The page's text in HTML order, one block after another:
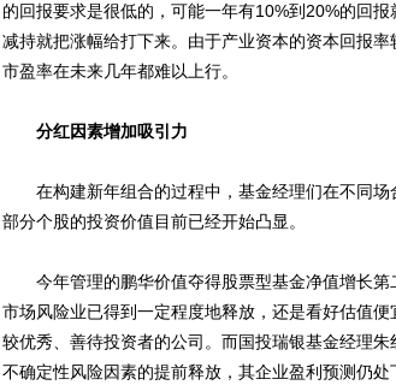
的回报要求是很低的，可能一年有10%到20%的回
减持就把涨幅给打下来。由于产业资本的资本回报
市盈率在未来几年都难以上行。
分红因素增加吸引力
在构建新年组合的过程中，基金经理们在不同场
部分个股的投资价值目前已经开始凸显。
今年管理的鹏华价值夺得股票型基金净值增长第
市场风险业已得到一定程度地释放，还是看好估值
较优秀、善待投资者的公司。而国投瑞银基金经理
不确定性风险因素的提前释放，其企业盈利预测仍